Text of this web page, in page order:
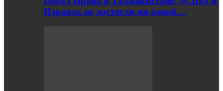
Израиль не достигли ни одной…